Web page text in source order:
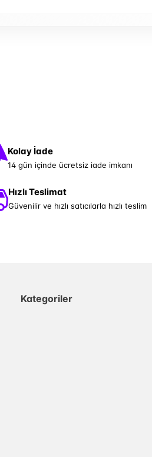
Kolay İade
14 gün içinde ücretsiz iade imkanı
Hızlı Teslimat
Güvenilir ve hızlı satıcılarla hızlı teslim
Kategoriler